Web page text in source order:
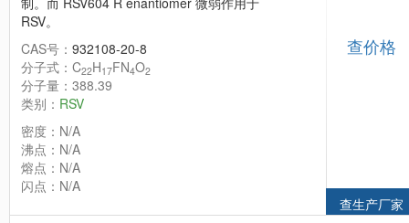
RSV。
CAS号： 932108-20-8
分子式：C22H17FN4O2
分子量：388.39
类别： RSV
密度：N/A
沸点：N/A
熔点：N/A
闪点：N/A
查价格
查生产厂家